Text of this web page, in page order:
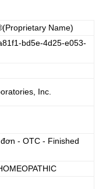
Name)
bd5e-4d25-e053-
Inc.
- OTC - Finished